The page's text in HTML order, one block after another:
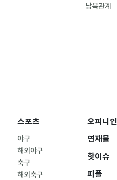
남북관계
스포츠
야구
해외야구
축구
해외축구
오피니언
연재물
핫이슈
피플